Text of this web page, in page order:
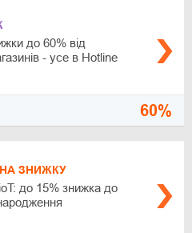
до 60% від
- усе в Hotline
60%
ЗНИЖКУ
до 15% знижка до